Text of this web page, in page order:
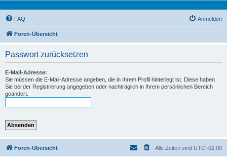
FAQ Anmelden
Foren-Übersicht
Passwort zurücksetzen
E-Mail-Adresse:
Sie müssen die E-Mail-Adresse angeben, die in Ihrem Profil hinterlegt ist. Diese haben
Sie bei der Registrierung angegeben oder nachträglich in Ihrem persönlichen Bereich
geändert.
Foren-Übersicht Alle Zeiten sind UTC+02:00